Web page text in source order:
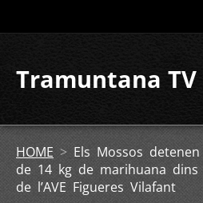
Tramuntana TV
HOME > Els Mossos
de 14 kg de marihuana dins
de l’AVE Figueres Vilafant